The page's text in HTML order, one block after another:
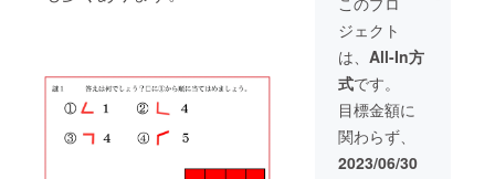
し、宣
伝、夢
の実現
の３つ
を兼ね
そろえ
たプラ
ンと
なって
す。1室
は押入
れがあ
りま
す。公
開期間
は半年
を予定
してい
ます。
ている
方も多
く見受
けられ
ます。
そこで
REX
FIELD
の２室
を利用
ジェクト
は、 All-In方
式です。
目標金額に
関わらず、
2023/06/30